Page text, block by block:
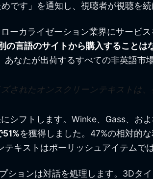
です」を通知し、視聴者が視聴を続
ーカライゼーション業界にサービ
の言語のサイトから購入することは
なたが出荷するすべての非英語市
されたオンスクリーンテキストは
シフトします。Winke、Gass、お
を獲得しました。47%の相対的
キストはポーリッシュアイテムで
ションは対話を処理します。3Dタ